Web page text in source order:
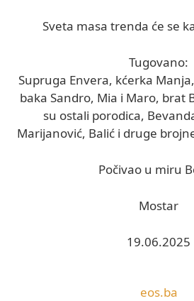
Sveta masa trenda će se
Tugovano:
Supruga Envera, kćerka
baka Sandro, Mia i Maro, brat
su ostali porodica,
Marijanović, Balić i druge
Počivao u miru
Mostar
19.06.2025
eos.ba